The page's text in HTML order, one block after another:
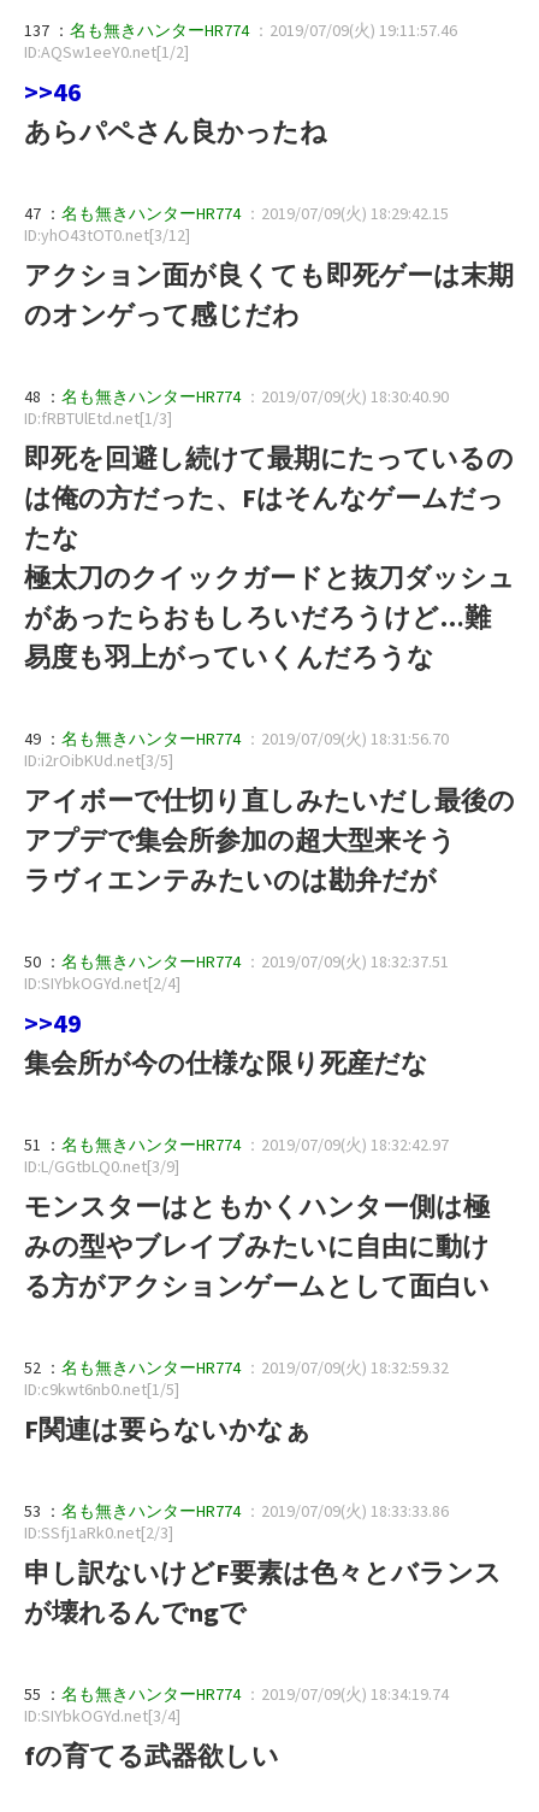
137 ： 名も無きハンターHR774 ：2019/07/09(火) 19:11:57.46
ID:AQSw1eeY0.net[1/2]
>>46
あらパペさん良かったね
47 ： 名も無きハンターHR774 ：2019/07/09(火) 18:29:42.15
ID:yhO43tOT0.net[3/12]
アクション面が良くても即死ゲーは末期
のオンゲって感じだわ
48 ： 名も無きハンターHR774 ：2019/07/09(火) 18:30:40.90
ID:fRBTUlEtd.net[1/3]
即死を回避し続けて最期にたっているの
は俺の方だった、Fはそんなゲームだっ
たな
極太刀のクイックガードと抜刀ダッシュ
があったらおもしろいだろうけど…難
易度も羽上がっていくんだろうな
49 ： 名も無きハンターHR774 ：2019/07/09(火) 18:31:56.70
ID:i2rOibKUd.net[3/5]
アイボーで仕切り直しみたいだし最後の
アプデで集会所参加の超大型来そう
ラヴィエンテみたいのは勘弁だが
50 ： 名も無きハンターHR774 ：2019/07/09(火) 18:32:37.51
ID:SIYbkOGYd.net[2/4]
>>49
集会所が今の仕様な限り死産だな
51 ： 名も無きハンターHR774 ：2019/07/09(火) 18:32:42.97
ID:L/GGtbLQ0.net[3/9]
モンスターはともかくハンター側は極
みの型やブレイブみたいに自由に動け
る方がアクションゲームとして面白い
52 ： 名も無きハンターHR774 ：2019/07/09(火) 18:32:59.32
ID:c9kwt6nb0.net[1/5]
F関連は要らないかなぁ
53 ： 名も無きハンターHR774 ：2019/07/09(火) 18:33:33.86
ID:SSfj1aRk0.net[2/3]
申し訳ないけどF要素は色々とバランス
が壊れるんでngで
55 ： 名も無きハンターHR774 ：2019/07/09(火) 18:34:19.74
ID:SIYbkOGYd.net[3/4]
fの育てる武器欲しい